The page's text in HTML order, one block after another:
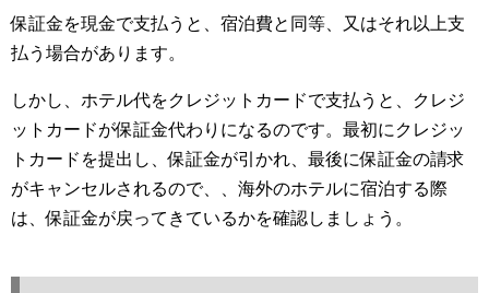
保証金を現金で支払うと、宿泊費と同等、又はそれ以上支
払う場合があります。
しかし、ホテル代をクレジットカードで支払うと、クレジ
ットカードが保証金代わりになるのです。最初にクレジッ
トカードを提出し、保証金が引かれ、最後に保証金の請求
がキャンセルされるので、、海外のホテルに宿泊する際
は、保証金が戻ってきているかを確認しましょう。